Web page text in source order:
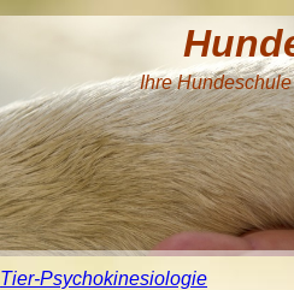
Ihre
Tier-Psychokinesiologie